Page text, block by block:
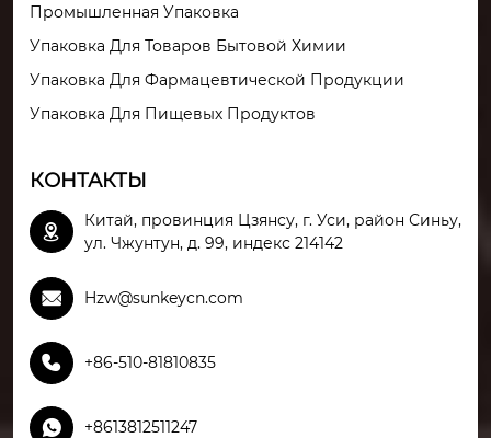
Промышленная Упаковка
Упаковка Для Товаров Бытовой Химии
Упаковка Для Фармацевтической Продукции
Упаковка Для Пищевых Продуктов
КОНТАКТЫ

Китай, провинция Цзянсу, г. Уси, район Синьу,
ул. Чжунтун, д. 99, индекс 214142
 Hzw@sunkeycn.com
 +86-510-81810835
 +8613812511247